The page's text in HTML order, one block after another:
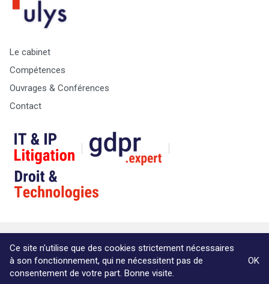
Le cabinet
Compétences
Ouvrages & Conférences
Contact
© Copyright Max & Zoé SPRL - Vie Privée -A propos &
informations légales
Website by Akimedia
Ce site n'utilise que des cookies strictement nécessaires
à son fonctionnement, qui ne nécessitent pas de
consentement de votre part. Bonne visite.
OK